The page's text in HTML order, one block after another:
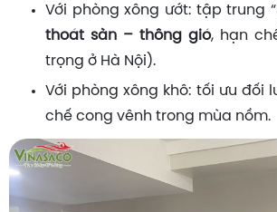
Với phòng xông ướt: tập trung
thoát sàn – thông gió, hạn
trọng ở Hà Nội).
Với phòng xông khô: tối ưu đối
chế cong vênh trong mùa nồm.